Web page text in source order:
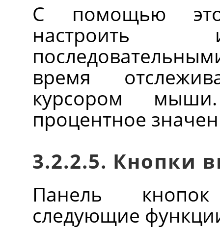
С помощью
настроить
время
курсором
процентное
3.2.2.5. Кнопки
Панель
следующие